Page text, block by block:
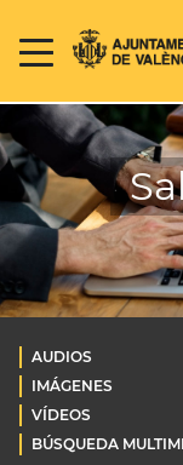
AUDIOS
IMÁGENES
VÍDEOS
BÚSQUEDA